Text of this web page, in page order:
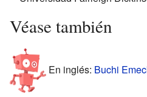
Véase también
En inglés: Buchi